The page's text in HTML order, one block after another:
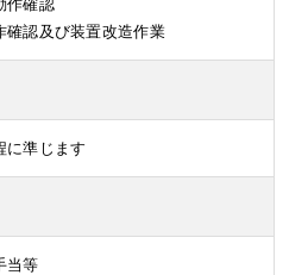
作確認
確認及び装置改造作業
に準じます
当等